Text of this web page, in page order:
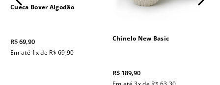
Cueca Boxer Algodão
R$69,90
Em até 1x de R$ 69,90
Chinelo New Basic
R$ 189,90